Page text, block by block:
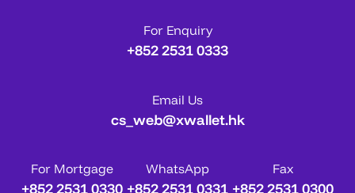
For Enquiry
+852 2531 0333
Email Us
cs_web@xwallet.hk
For Mortgage
+852 2531 0330
WhatsApp
+852 2531 0331
Fax
+852 2531 0300